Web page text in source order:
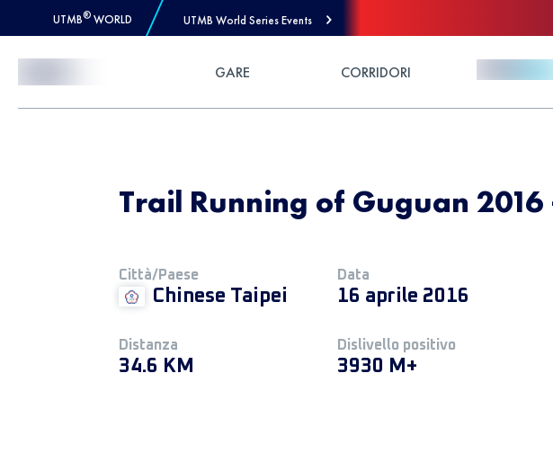
UTMB® WORLD UTMB World Series Events
GARE CORRIDORI
Trail Running of Guguan 2016
Città/Paese
Chinese Taipei
Data
16 aprile 2016
Distanza
34.6 KM
Dislivello positivo
3930 M+